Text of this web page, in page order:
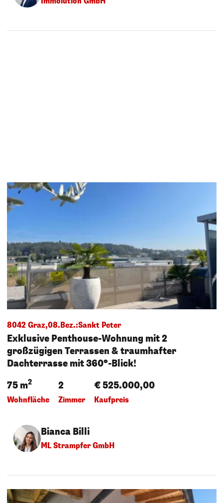
8042 Graz,08.Bez.:Sankt Peter
Exklusive Penthouse-Wohnung mit 2
großzügigen Terrassen & traumhafter
Dachterrasse mit 360°-Blick!
75 m2
Wohnfläche
2
Zimmer
€ 525.000,00
Kaufpreis
Bianca Billi
ML Strampfer GmbH